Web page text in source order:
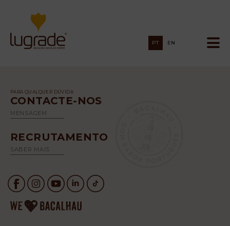
PT EN
PARA QUALQUER DÚVIDA
CONTACTE-NOS
MENSAGEM
RECRUTAMENTO
SABER MAIS